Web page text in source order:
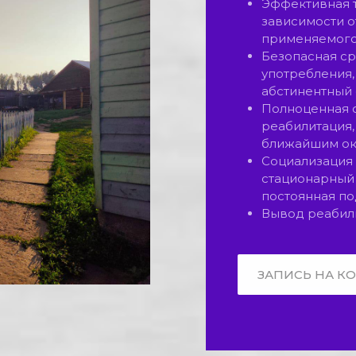
Эффективная
зависимости
Безопасная
Полноценная
ближайшим
постоянная
Вывод
ЗАПИСЬ НА